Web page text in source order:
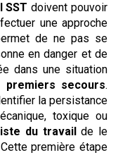
SST doivent pouvoir
une approche
de ne pas se
en danger et de
dans une situation
premiers secours.
la persistance
toxique ou
du travailde le
première étape